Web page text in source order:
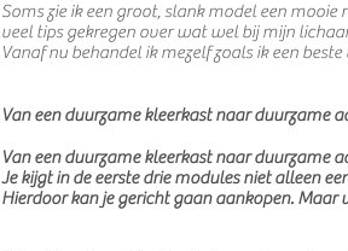
Soms zie ik een groot, slank model een
veel tips gekregen over wat wel bij mijn
Vanaf nu behandel ik mezelf zoals ik een
Van een duurzame kleerkast naar duurzame
Van een duurzame kleerkast naar duurzame
Je kijgt in de eerste drie modules niet alleen
Hierdoor kan je gericht gaan aankopen. Maar